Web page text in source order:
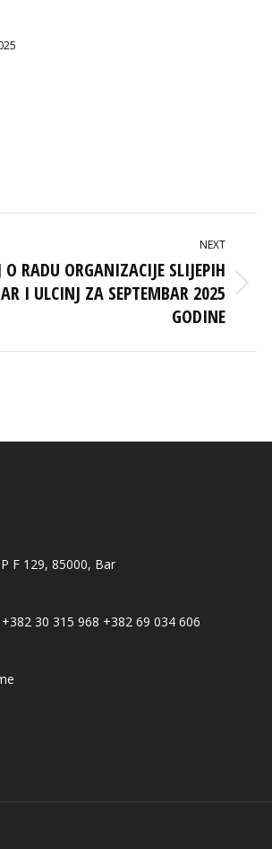
NEXT
O RADU ORGANIZACIJE SLIJEPIH
I ULCINJ ZA SEPTEMBAR 2025
GODINE
F 129, 85000, Bar
30 315 968 +382 69 034 606